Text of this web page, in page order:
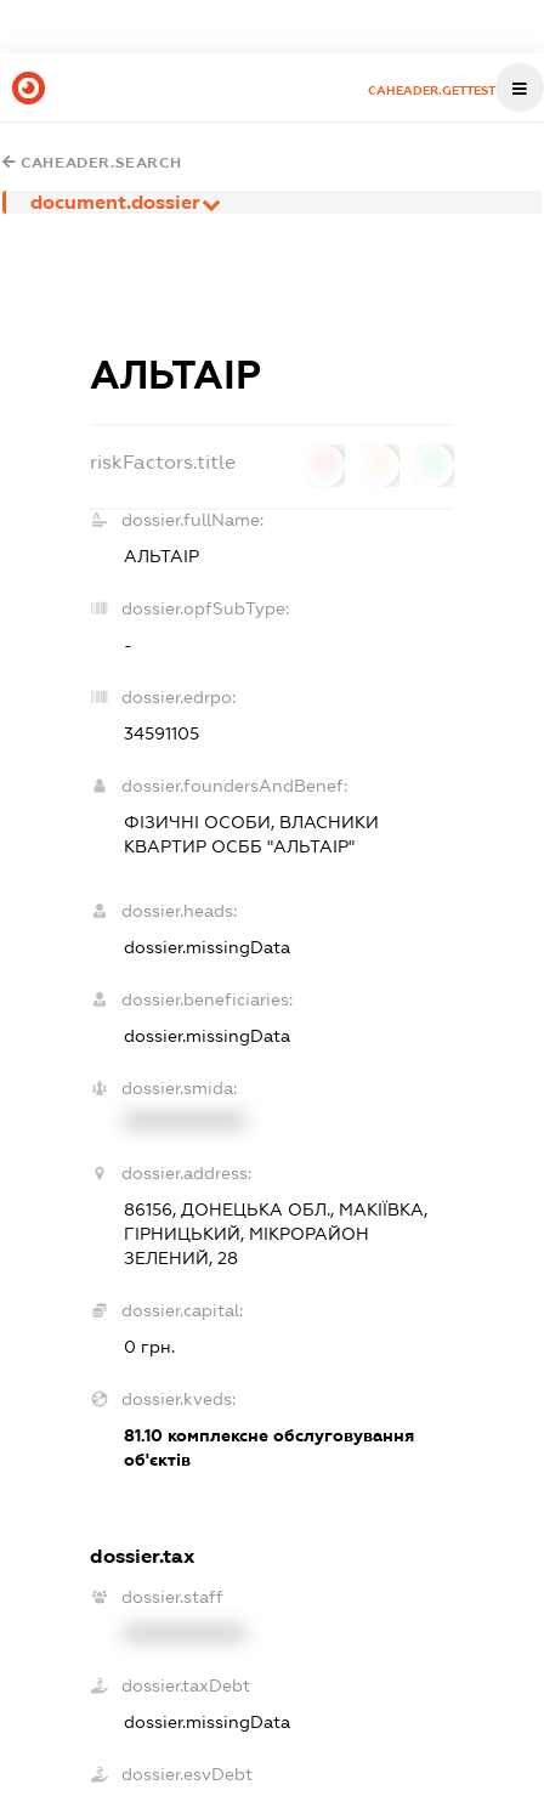
CAHEADER.GETTEST
CAHEADER.SEARCH
document.dossier
АЛЬТАІР
riskFactors.title
dossier.fullName:
АЛЬТАІР
dossier.opfSubType:
-
dossier.edrpo:
34591105
dossier.foundersAndBenef:
ФІЗИЧНІ ОСОБИ, ВЛАСНИКИ
КВАРТИР ОСББ "АЛЬТАІР"
dossier.heads:
dossier.missingData
dossier.beneficiaries:
dossier.missingData
dossier.smida:
dossier.address:
86156, ДОНЕЦЬКА ОБЛ., МАКІЇВКА,
ГІРНИЦЬКИЙ, МІКРОРАЙОН
ЗЕЛЕНИЙ, 28
dossier.capital:
0 грн.
dossier.kveds:
81.10комплексне обслуговування
об'єктів
dossier.tax
dossier.staff
dossier.taxDebt
dossier.missingData
dossier.esvDebt